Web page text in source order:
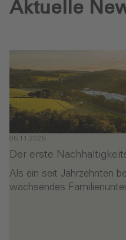
Aktuelle
05.11.2025
Der erste
Als ein seit Jahrzehnten
wachsendes